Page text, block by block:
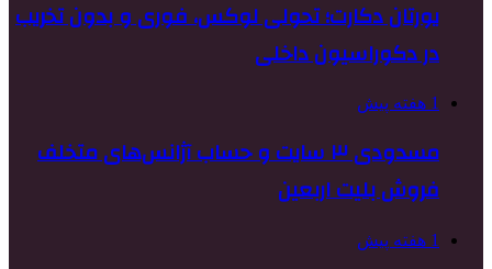
یورتان دکارت؛ تحولی لوکس، فوری و بدون تخریب
در دکوراسیون داخلی
1 هفته پیش
مسدودی ۳ سایت و حساب آژانس‌های متخلف
فروش بلیت اربعین
1 هفته پیش